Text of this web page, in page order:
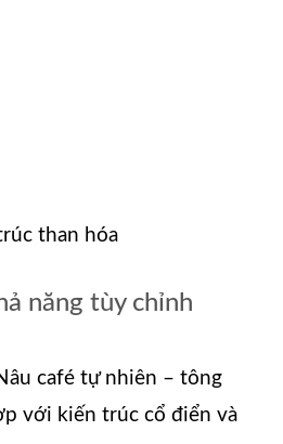
than hóa
năng tùy chỉnh
café tự nhiên – tông
với kiến trúc cổ điển và